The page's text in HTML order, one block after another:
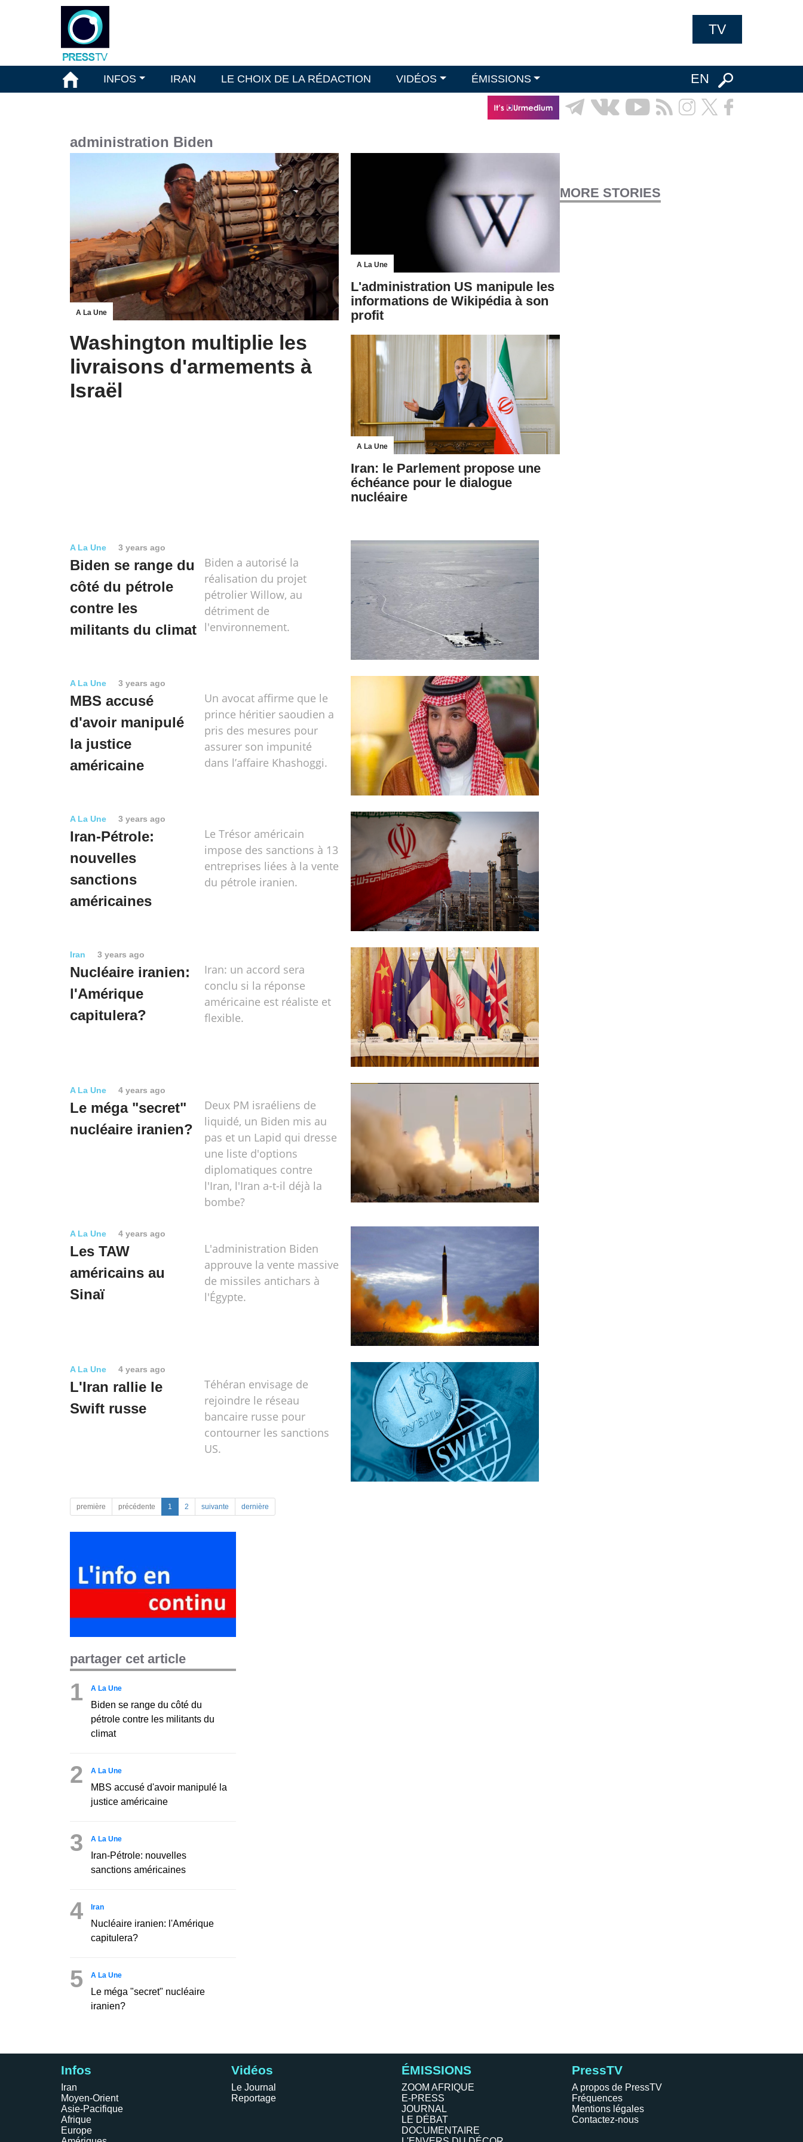
TV
INFOS IRAN LE CHOIX DE LA RÉDACTION VIDÉOS ÉMISSIONS EN
administration Biden
A La Une
Washington multiplie les
livraisons d'armements à
Israël
A La Une
L'administration US manipule les
informations de Wikipédia à son
profit
A La Une
Iran: le Parlement propose une
échéance pour le dialogue
nucléaire
MORE STORIES
A La Une 3 years ago
Biden se range du
côté du pétrole
contre les
militants du climat
Biden a autorisé la
réalisation du projet
pétrolier Willow, au
détriment de
l'environnement.
A La Une 3 years ago
MBS accusé
d'avoir manipulé
la justice
américaine
Un avocat affirme que le
prince héritier saoudien a
pris des mesures pour
assurer son impunité
dans l’affaire Khashoggi.
A La Une 3 years ago
Iran-Pétrole:
nouvelles
sanctions
américaines
Le Trésor américain
impose des sanctions à 13
entreprises liées à la vente
du pétrole iranien.
Iran 3 years ago
Nucléaire iranien:
l'Amérique
capitulera?
Iran: un accord sera
conclu si la réponse
américaine est réaliste et
flexible.
A La Une 4 years ago
Le méga "secret"
nucléaire iranien?
Deux PM israéliens de
liquidé, un Biden mis au
pas et un Lapid qui dresse
une liste d'options
diplomatiques contre
l'Iran, l'Iran a-t-il déjà la
bombe?
A La Une 4 years ago
Les TAW
américains au
Sinaï
L'administration Biden
approuve la vente massive
de missiles antichars à
l'Égypte.
A La Une 4 years ago
L'Iran rallie le
Swift russe
Téhéran envisage de
rejoindre le réseau
bancaire russe pour
contourner les sanctions
US.
première précédente 1 2 suivante dernière
partager cet article
1 A La Une
Biden se range du côté du
pétrole contre les militants du
climat
2 A La Une
MBS accusé d'avoir manipulé la
justice américaine
3 A La Une
Iran-Pétrole: nouvelles
sanctions américaines
4 Iran
Nucléaire iranien: l'Amérique
capitulera?
5 A La Une
Le méga "secret" nucléaire
iranien?
Infos
Iran
Moyen-Orient
Asie-Pacifique
Afrique
Europe
Vidéos
Le Journal
Reportage
ÉMISSIONS
ZOOM AFRIQUE
E-PRESS
JOURNAL
LE DÉBAT
DOCUMENTAIRE
PressTV
A propos de PressTV
Fréquences
Mentions légales
Contactez-nous